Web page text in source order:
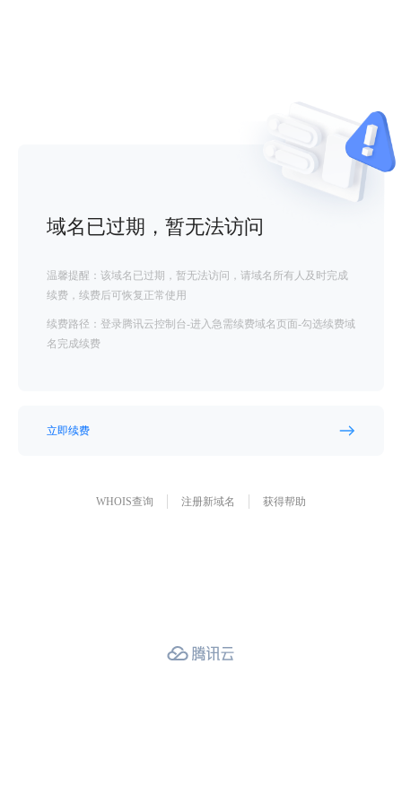
域名已过期，暂无法访问
温馨提醒：该域名已过期，暂无法访问，请域名所有人及时完成
续费，续费后可恢复正常使用
续费路径：登录腾讯云控制台-进入急需续费域名页面-勾选续费域
名完成续费
立即续费
WHOIS查询 注册新域名 获得帮助